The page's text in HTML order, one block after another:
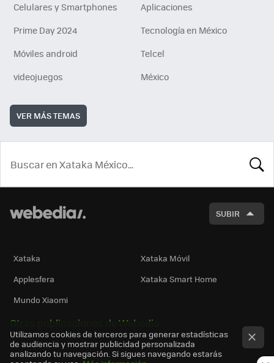
Celulares y Smartphones
Aplicaciones
Prime Day 2024
Tecnología en México
Móviles android
Telcel
videojuegos
México
VER MÁS TEMAS
SUBIR
Xataka
Xataka Móvil
Applesfera
Xataka Smart Home
Mundo Xiaomi
Otras publicaciones de Webedia
Utilizamos cookies de terceros para generar estadísticas
de audiencia y mostrar publicidad personalizada
analizando tu navegación. Si sigues navegando estarás